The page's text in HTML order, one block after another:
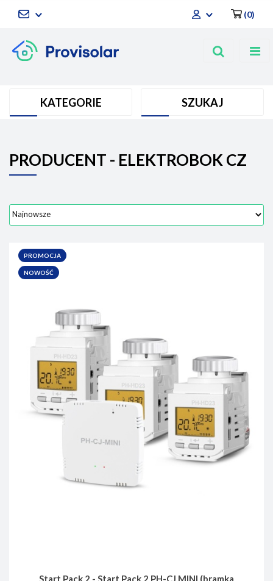
Zaloguj się
(0)
KATEGORIE SZUKAJ
PRODUCENT - ELEKTROBOK CZ
PROMOCJA
NOWOŚĆ
Start Pack 2 - Start Pack 2 PH-CJ MINI (bramka